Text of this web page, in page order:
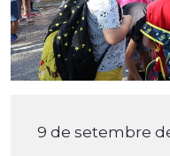
9 de setembre